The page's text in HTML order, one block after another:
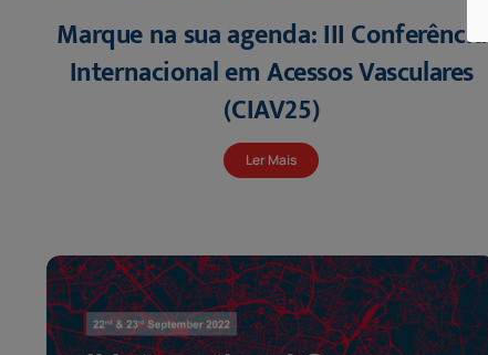
Marque na sua agenda: III Conferência
Internacional em Acessos Vasculares
(CIAV25)
Ler Mais